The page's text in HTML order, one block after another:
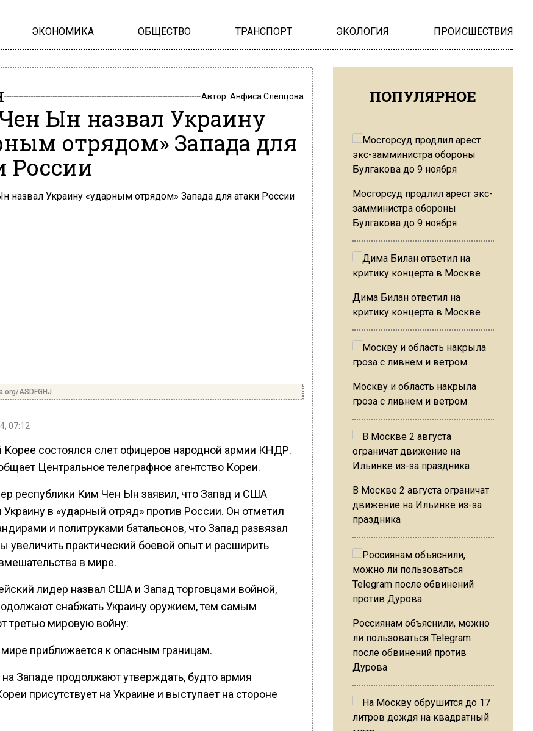
ЭКОНОМИКА ОБЩЕСТВО ТРАНСПОРТ ЭКОЛОГИЯ ПРОИСШЕСТВИЯ
Автор: Анфиса Слепцова
Ын назвал Украину
отрядом» Запада для
России
ASDFGHJ
07:12
Корее состоялся слет офицеров народной армии КНДР.
Центральное телеграфное агентство Кореи.
республики Ким Чен Ын заявил, что Запад и США
Украину в «ударный отряд» против России. Он отметил
и политруками батальонов, что Запад развязал
увеличить практический боевой опыт и расширить
в мире.
лидер назвал США и Запад торговцами войной,
снабжать Украину оружием, тем самым
третью мировую войну:
мире приближается к опасным границам.
Западе продолжают утверждать, будто армия
присутствует на Украине и выступает на стороне
ПОПУЛЯРНОЕ
Мосгорсуд продлил арест экс-
замминистра обороны
Булгакова до 9 ноября
Дима Билан ответил на
критику концерта в Москве
Москву и область накрыла
гроза с ливнем и ветром
В Москве 2 августа ограничат
движение на Ильинке из-за
праздника
Россиянам объяснили, можно
ли пользоваться Telegram
после обвинений против
Дурова